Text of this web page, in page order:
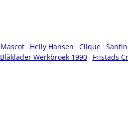
Mascot Helly Hansen Clique
Blåkläder Werkbroek 1990 Fristads